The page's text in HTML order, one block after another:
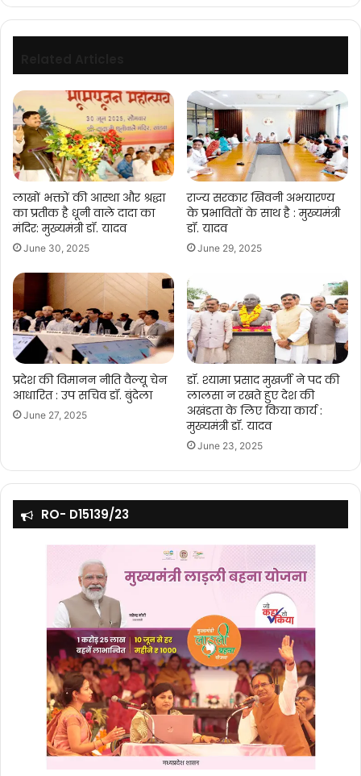
नया
अध्याय
लाखों भक्तों की आस्था और श्रद्धा
का प्रतीक है धूनी वाले दादा का
मंदिर: मुख्यमंत्री डॉ. यादव
June 30, 2025
राज्य सरकार खिवनी अभयारण्य
के प्रभावितों के साथ है : मुख्यमंत्री
डॉ. यादव
June 29, 2025
प्रदेश की विमानन नीति वैल्यू चेन
आधारित : उप सचिव डॉ. बुंदेला
June 27, 2025
डॉ. श्यामा प्रसाद मुखर्जी ने पद की
लालसा न रखते हुए देश की
अखंडता के लिए किया कार्य :
मुख्यमंत्री डॉ. यादव
June 23, 2025
RO- D15139/23